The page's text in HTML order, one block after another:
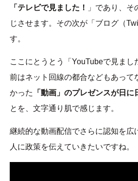
「テレビで見ました！
」であり、そ
じさせます。その次が「ブログ（
す。
ここにとうとう「YouTubeで見まし
前はネット回線の都合などもあって
かった
「動画」のプレゼンスが日
とを、文字通り肌で感じます。
継続的な動画配信でさらに認知を広
人に政策を伝えていきたいですね。